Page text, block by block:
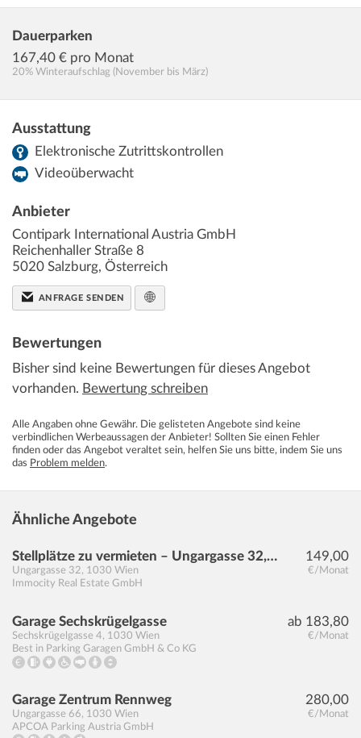
Dauerparken
167,40 € pro Monat
20% Winteraufschlag (November bis März)
Ausstattung
Elektronische Zutrittskontrollen
Videoüberwacht
Anbieter
Contipark International Austria GmbH
Reichenhaller Straße 8
5020 Salzburg, Österreich
ANFRAGE SENDEN
Bewertungen
Bisher sind keine Bewertungen für dieses Angebot
vorhanden. Bewertung schreiben
Alle Angaben ohne Gewähr. Die gelisteten Angebote sind keine
verbindlichen Werbeaussagen der Anbieter! Sollten Sie einen Fehler
finden oder das Angebot veraltet sein, helfen Sie uns bitte, indem Sie uns
das Problem melden.
Ähnliche Angebote
149,00
€/Monat
Stellplätze zu vermieten – Ungargasse 32, 1030 Wien
Ungargasse 32, 1030 Wien
Immocity Real Estate GmbH
ab 183,80
€/Monat
Garage Sechskrügelgasse
Sechskrügelgasse 4, 1030 Wien
Best in Parking Garagen GmbH & Co KG
280,00
€/Monat
Garage Zentrum Rennweg
Ungargasse 66, 1030 Wien
APCOA Parking Austria GmbH